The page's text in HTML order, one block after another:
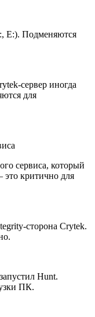
E:). Подменяются
сервер иногда
для
сервиса, который
это критично для
сторона Crytek.
Hunt.
ПК.